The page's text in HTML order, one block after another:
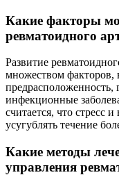
Какие факторы
ревматоидного
Развитие
множеством факторов,
предрасположенность,
инфекционные
считается, что стресс
усугублять течение
Какие методы
управления